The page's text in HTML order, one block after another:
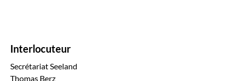
Interlocuteur
Secrétariat Seeland
Thomas Berz